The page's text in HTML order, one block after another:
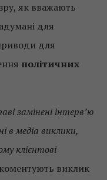
як вважають
для
для
політичних
замінені інтерв’ю
в медіа виклики,
клієнтові
виклик